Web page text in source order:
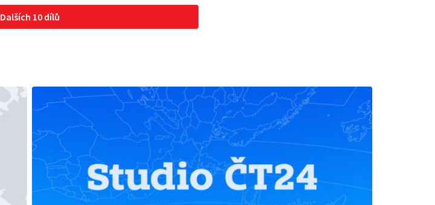
Dalších 10 dílů